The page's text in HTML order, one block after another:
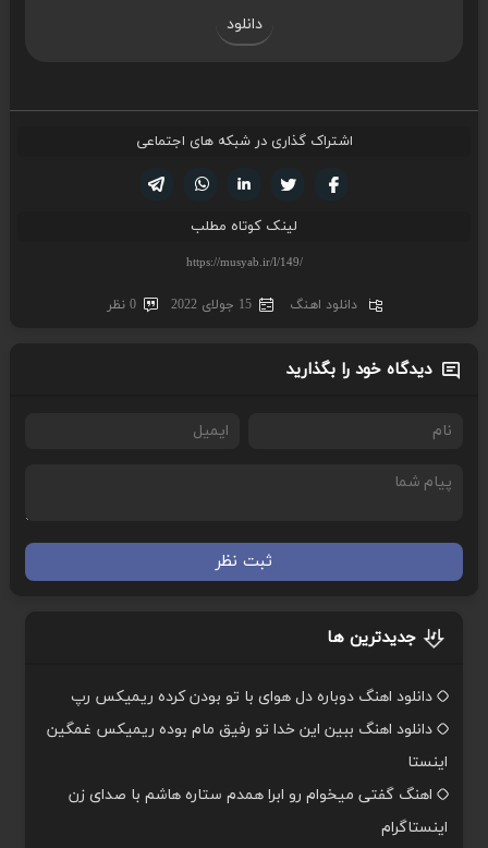
دانلود
اشتراک گذاری در شبکه های اجتماعی
لینکدین تویتر
فیسوک
لینک کوتاه مطلب
دانلود اهنگ 15 جولای 2022 0 نظر
دیدگاه خود را بگذارید
ثبت نظر
جدیدترین ها
دانلود اهنگ دوباره دل هوای با تو بودن کرده ریمیکس رپ
دانلود اهنگ ببین این خدا تو رفیق مام بوده ریمیکس غمگین
اینستا
اهنگ گفتی میخوام رو ابرا همدم ستاره هاشم با صدای زن
اینستاگرام